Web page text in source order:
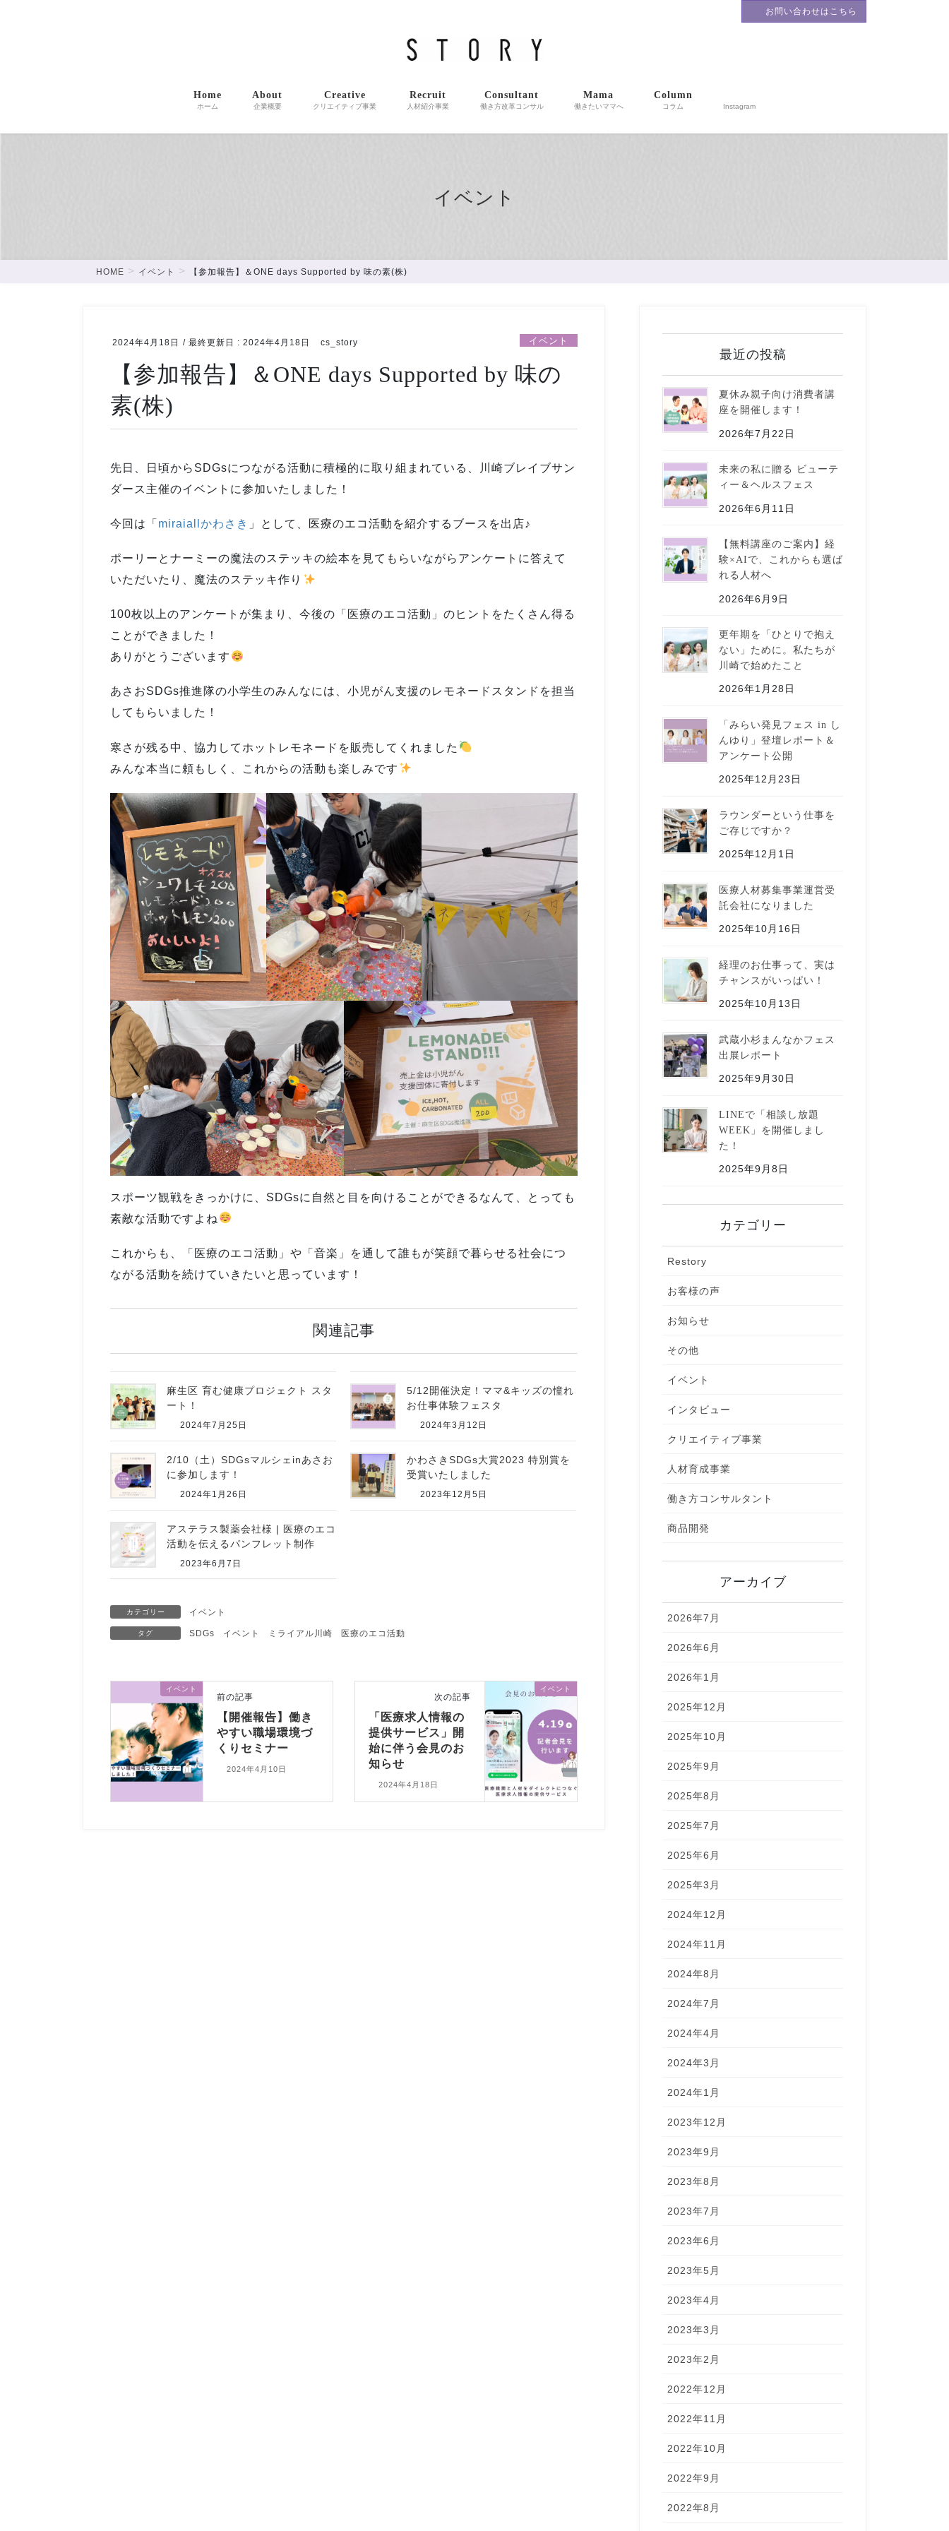
お問い合わせはこちら
Home
ホーム
About
企業概要
Creative
クリエイティブ事業
Recruit
人材紹介事業
Consultant
働き方改革コンサル
Mama
働きたいママへ
Column
コラム Instagram
イベント
HOME イベント 【参加報告】＆ONE days Supported by 味の素(株)
2024年4月18日 / 最終更新日 :2024年4月18日 cs_story イベント
【参加報告】＆ONE days Supported by 味の
素(株)
先日、日頃からSDGsにつながる活動に積極的に取り組まれている、川崎ブレイブサン
ダース主催のイベントに参加いたしました！
今回は「 miraiallかわさき 」として、医療のエコ活動を紹介するブースを出店♪
ポーリーとナーミーの魔法のステッキの絵本を見てもらいながらアンケートに答えて
いただいたり、魔法のステッキ作り
100枚以上のアンケートが集まり、今後の「医療のエコ活動」のヒントをたくさん得る
ことができました！
ありがとうございます
あさおSDGs推進隊の小学生のみんなには、小児がん支援のレモネードスタンドを担当
してもらいました！
寒さが残る中、協力してホットレモネードを販売してくれました
みんな本当に頼もしく、これからの活動も楽しみです
スポーツ観戦をきっかけに、SDGsに自然と目を向けることができるなんて、とっても
素敵な活動ですよね
これからも、「医療のエコ活動」や「音楽」を通して誰もが笑顔で暮らせる社会につ
ながる活動を続けていきたいと思っています！
関連記事
麻生区 育む健康プロジェクト スタ
ート！
2024年7月25日
5/12開催決定！ママ&キッズの憧れ
お仕事体験フェスタ
2024年3月12日
2/10（土）SDGsマルシェinあさお
に参加します！
2024年1月26日
かわさきSDGs大賞2023 特別賞を
受賞いたしました
2023年12月5日
アステラス製薬会社様 | 医療のエコ
活動を伝えるパンフレット制作
2023年6月7日
カテゴリー イベント
タグ SDGs イベント ミライアル川崎 医療のエコ活動
イベント
前の記事
【開催報告】働き
やすい職場環境づ
くりセミナー
2024年4月10日
イベント
次の記事
「医療求人情報の
提供サービス」開
始に伴う会見のお
知らせ
2024年4月18日
最近の投稿
夏休み親子向け消費者講
座を開催します！
2026年7月22日
未来の私に贈る ビューテ
ィー＆ヘルスフェス
2026年6月11日
【無料講座のご案内】経
験×AIで、これからも選ば
れる人材へ
2026年6月9日
更年期を「ひとりで抱え
ない」ために。私たちが
川崎で始めたこと
2026年1月28日
「みらい発見フェス in し
んゆり」登壇レポート＆
アンケート公開
2025年12月23日
ラウンダーという仕事を
ご存じですか？
2025年12月1日
医療人材募集事業運営受
託会社になりました
2025年10月16日
経理のお仕事って、実は
チャンスがいっぱい！
2025年10月13日
武蔵小杉まんなかフェス
出展レポート
2025年9月30日
LINEで「相談し放題
WEEK」を開催しまし
た！
2025年9月8日
カテゴリー
Restory
お客様の声
お知らせ
その他
イベント
インタビュー
クリエイティブ事業
人材育成事業
働き方コンサルタント
商品開発
アーカイブ
2026年7月
2026年6月
2026年1月
2025年12月
2025年10月
2025年9月
2025年8月
2025年7月
2025年6月
2025年3月
2024年12月
2024年11月
2024年8月
2024年7月
2024年4月
2024年3月
2024年1月
2023年12月
2023年9月
2023年8月
2023年7月
2023年6月
2023年5月
2023年4月
2023年3月
2023年2月
2022年12月
2022年11月
2022年10月
2022年9月
2022年8月